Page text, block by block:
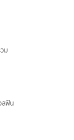
ม
ลฟิน